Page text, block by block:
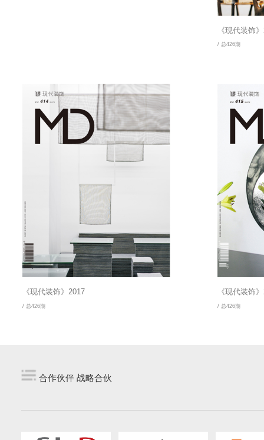
《现代装饰
/ 总426期
《现代装饰》2017
/ 总426期
《现代装饰
/ 总426期
合作伙伴 战略合伙